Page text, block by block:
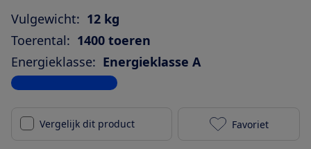
Vulgewicht: 12 kg
Toerental: 1400 toeren
Energieklasse: Energieklasse A
Bekijk alle specificaties
Vergelijk dit product Hisense
Favoriet